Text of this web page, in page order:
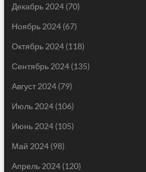
Декабрь 2024(70)
Ноябрь 2024(67)
Октябрь 2024(118)
Сентябрь 2024(135)
Август 2024(79)
Июль 2024(106)
Июнь 2024(105)
Май 2024(98)
Апрель 2024(120)